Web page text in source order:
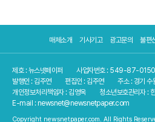
매체소개 기사기고 광고문의 불편
제호 : 뉴스넷페이퍼 사업자번호 : 549-87-
발행인 : 김주연
편집인 : 김주연
주소 : 경기
개인정보처리책임자 : 김영욱
청소년보호관리자 :
E-mail : newsnet@newsnetpaper.com
Copyright newsnetpaper.com. All Rights